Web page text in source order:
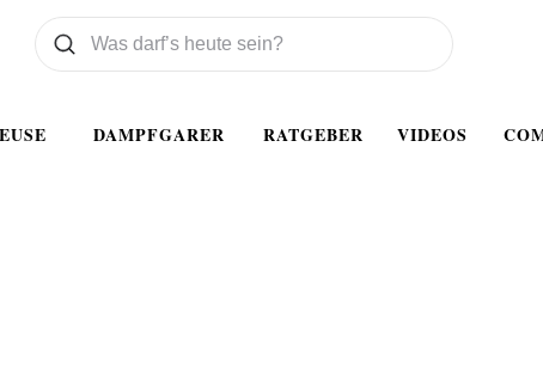
DAMPFGARER RATGEBER VIDEOS
Was wollen Sie suchen
Suchen